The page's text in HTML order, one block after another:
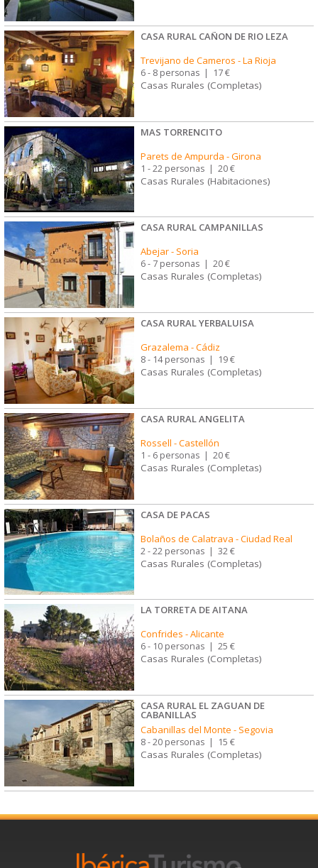
CASA RURAL CAÑON DE RIO LEZA
Trevijano de Cameros -La Rioja
6 - 8 personas | 17 €
Casas Rurales (Completas)
MAS TORRENCITO
Parets de Ampurda -Girona
1 - 22 personas | 20 €
Casas Rurales (Habitaciones)
CASA RURAL CAMPANILLAS
Abejar- Soria
6 - 7 personas | 20 €
Casas Rurales (Completas)
CASA RURAL YERBALUISA
Grazalema -Cádiz
8 - 14 personas | 19 €
Casas Rurales (Completas)
CASA RURAL ANGELITA
Rossell -Castellón
1 - 6 personas | 20 €
Casas Rurales (Completas)
CASA DE PACAS
Bolaños de Calatrava -Ciudad Real
2 - 22 personas | 32 €
Casas Rurales (Completas)
LA TORRETA DE AITANA
Confrides -Alicante
6 - 10 personas | 25 €
Casas Rurales (Completas)
CASA RURAL EL ZAGUAN DE
CABANILLAS
Cabanillas del Monte - Segovia
8 - 20 personas | 15 €
Casas Rurales (Completas)